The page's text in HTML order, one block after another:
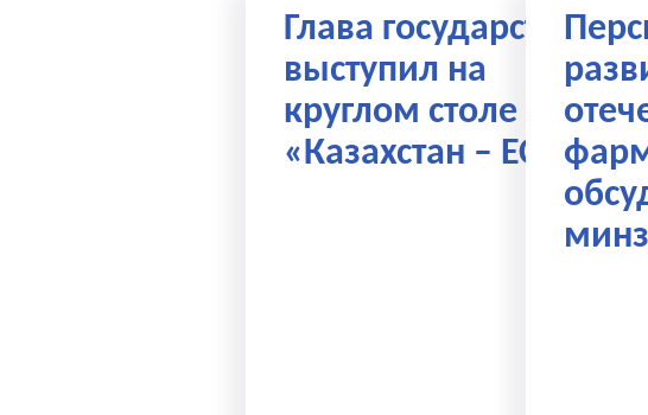
Глава государства
выступил на
круглом столе
«Казахстан – ЕС»